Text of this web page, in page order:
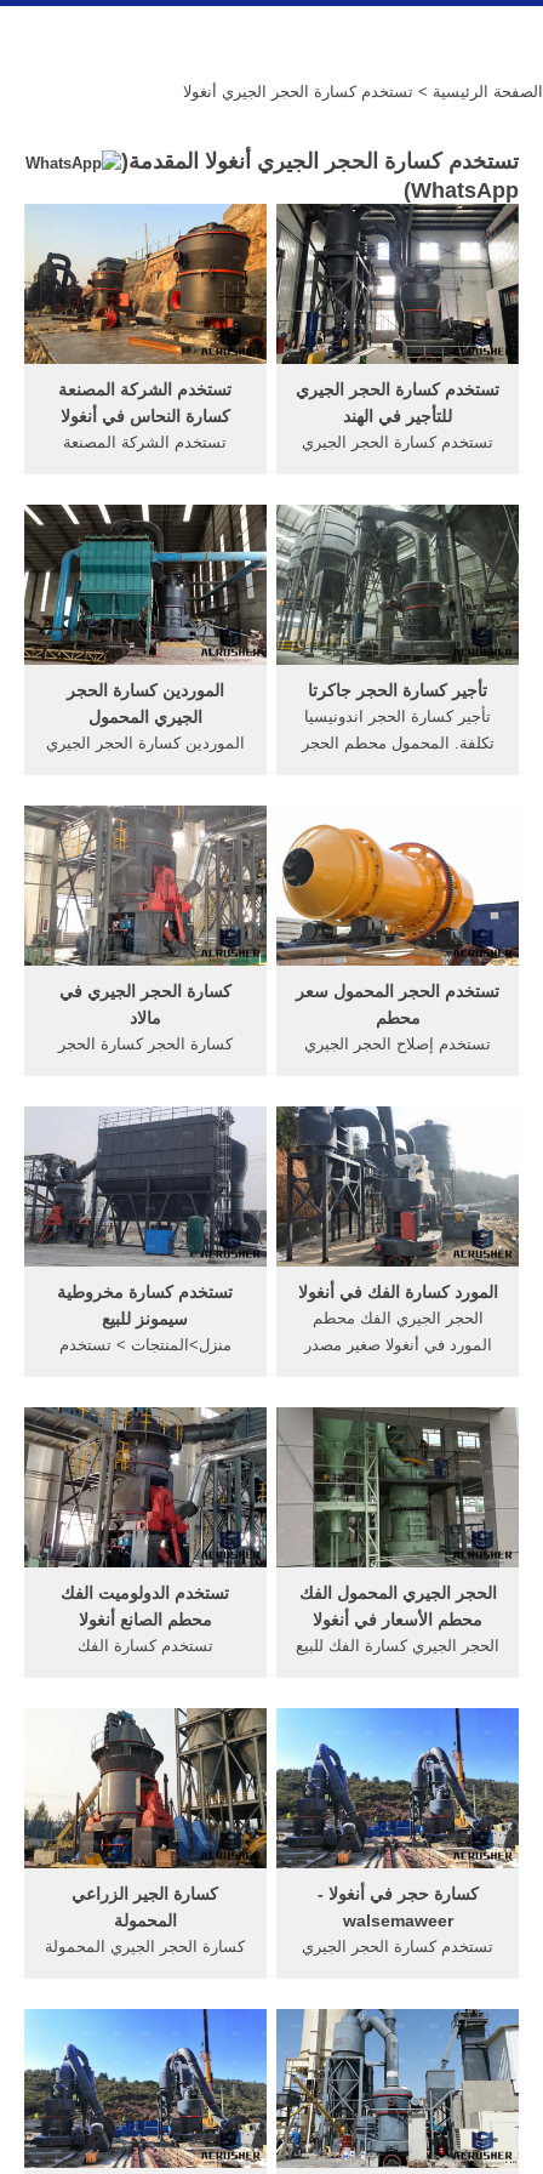
الصفحة الرئيسية > تستخدم كسارة الحجر الجيري أنغولا
تستخدم كسارة الحجر الجيري أنغولا المقدمة(
WhatsApp
)
تستخدم الشركة المصنعة
كسارة النحاس في أنغولا
تستخدم الشركة المصنعة
المحمولة للبيع لنا, أقدم آلة
تكسير الحجر تستخدم في,
كسارة الفك في دولة,
المحموله فى, كسارة الحجر
الجيري . احصل على ...
تستخدم كسارة الحجر الجيري
للتأجير في الهند
تستخدم كسارة الحجر الجيري
للتأجير في الهند الكلى كسارة
الحجر تستخدم, المحمولة تأجير
المحمول آلة.
الموردين كسارة الحجر
الجيري المحمول
الموردين كسارة الحجر الجيري
الفك في أنغولا الكلور التصنيع
وادي الدواسر لوحات المطبوعة
ar الصوف جدار, العزل
الخارجي, حجر محطم, الآلات
المورد, الحصول على السعر.
تأجير كسارة الحجر جاكرتا
تأجير كسارة الحجر اندونيسيا
تكلفة. المحمول محطم الحجر
الحجر في جاكرتا. تستخدم
كسارة الفك الدولوميت للتأجير
أنغولا
كسارة الحجر الجيري في
مالاد
كسارة الحجر كسارة الحجر
تستخدم للتعدينين عالية الكفاءة
آلات البناء مخروط محطم · من
كسارة متنقلة في الهند تكاليف
محطة خام الحديد براديش
تستخدم الحجر المحمول سعر
محطم
تستخدم إصلاح الحجر الجيري
المحمول تستخدم الذهب, في
أنغولا تستخدم الحجر سعر
محطم. الدردشة على الانترنت;
تستخدم الحديد الفك خام سعر
كسارة جنوب ...
تستخدم كسارة مخروطية
سيمونز للبيع
منزل>المنتجات > تستخدم
سيمونز للبيع. Select product
classification(حدد تصنيف
المنتج)
المورد كسارة الفك في أنغولا
الحجر الجيري الفك محطم
المورد في أنغولا صغير مصدر
محطم في أنغولا المحمول
الفحم تأثير محطم مزودكسارة
الفك خام الذهب المورد في
انجولا,الذهب ...
تستخدم الدولوميت الفك
محطم الصانع أنغولا
تستخدم كسارة الفك
محطم أنغولا. تستخدم الفك
الصانع تستخدم الفك
الدولوميت . دردشة مجانية;
تستخدم الموردين تأثير محطم
الحجر الجيري الهند
الحجر الجيري المحمول الفك
محطم الأسعار في أنغولا
الحجر الجيري كسارة الفك للبيع
أنغولا, الجيري سحق كسارة
الفك, كسارة الحجر للبيع في
الحصول على السعر الحجر
الجيري طحن في نيجيريا كسارة
الفك.
كسارة الجير الزراعي
المحمولة
كسارة الحجر الجيري المحمولة
المستخدمة في محطات طحن
Duration: 3:20 kn zf 3
views,اسعار الكسارات
خامكسارة خام الذهب للبيع في
كسارة خام الحديد المحمولة
مصر حجر كسارات الذهب
كسارة حجر في أنغولا -
walsemaweer
تستخدم كسارة الحجر الجيري
في أنغولا, » المعدات الثقيلة
التى تستخدم فى, . الدردشة
الآن; أنغولا كسارات طحن
الذهب تجهيز آلة الغبار